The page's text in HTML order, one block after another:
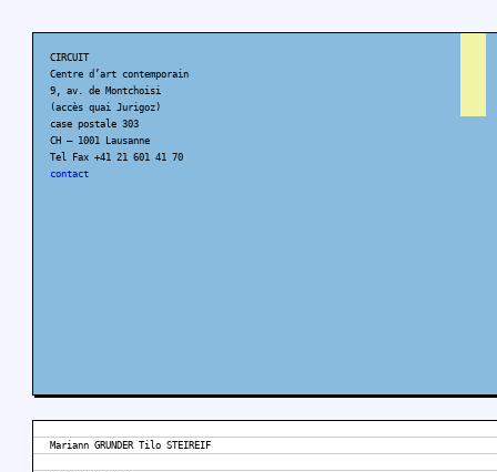
CIRCUIT
Centre d’art contemporain
9, av. de Montchoisi
(accès quai Jurigoz)
case postale 303
CH – 1001 Lausanne
Tel Fax +41 21 601 41 70
contact
Mariann GRUNDER Tilo STEIREIF